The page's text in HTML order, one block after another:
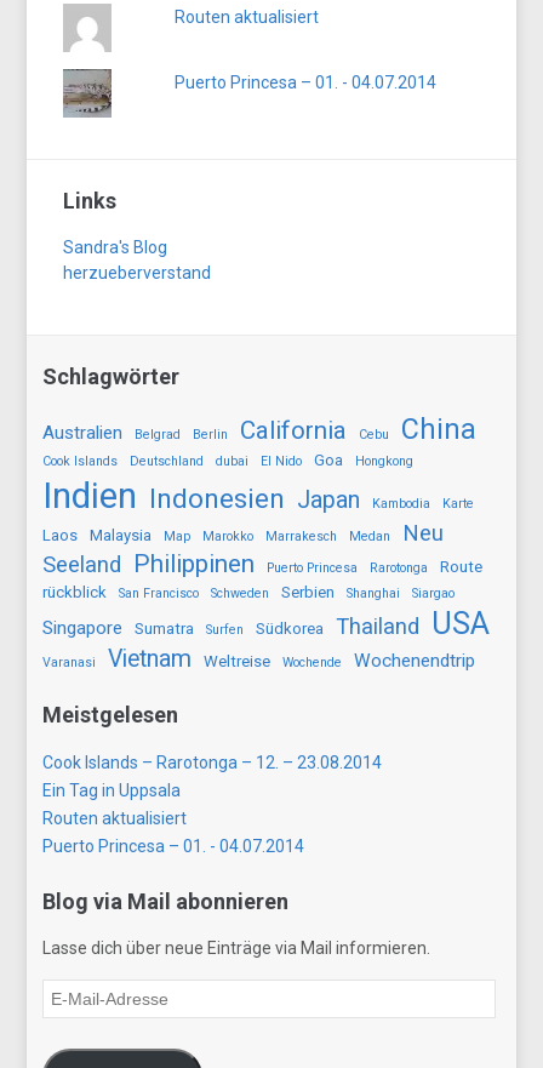
Routen aktualisiert
Puerto Princesa – 01. - 04.07.2014
Links
Sandra's Blog
herzueberverstand
Schlagwörter
Australien Belgrad Berlin California Cebu China
Cook Islands Deutschland dubai El Nido Goa Hongkong
Indien Indonesien Japan Kambodia Karte
Laos Malaysia Map Marokko Marrakesch Medan
Neu
Seeland
Philippinen Puerto Princesa Rarotonga
Route
rückblick
San Francisco Schweden Serbien Shanghai Siargao
Singapore Sumatra Surfen Südkorea Thailand USA
Varanasi Vietnam Weltreise Wochende Wochenendtrip
Meistgelesen
Cook Islands – Rarotonga – 12. – 23.08.2014
Ein Tag in Uppsala
Routen aktualisiert
Puerto Princesa – 01. - 04.07.2014
Blog via Mail abonnieren
Lasse dich über neue Einträge via Mail informieren.
E-
Mail-